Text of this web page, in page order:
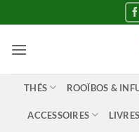
au
contenu
THÉS ROOÏBOS &
ACCESSOIRES LIVRES